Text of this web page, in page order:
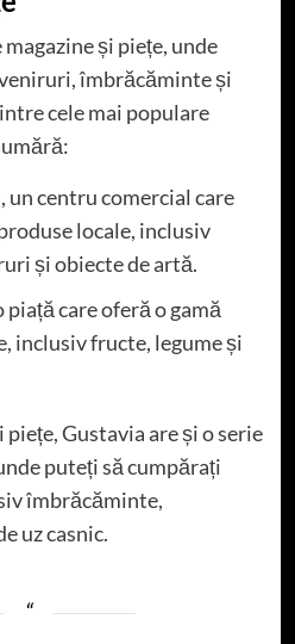
și piețe, unde
îmbrăcăminte și
cele mai populare
, un centru comercial care
locale, inclusiv
și obiecte de artă.
piață care oferă o gamă
inclusiv fructe, legume și
Gustavia are și o serie
puteți să cumpărați
îmbrăcăminte,
uz casnic.